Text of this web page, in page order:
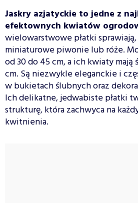
Jaskry azjatyckie to jedne z
efektownych kwiatów
wielowarstwowe płatki
miniaturowe piwonie lub róże.
od 30 do 45 cm, a ich kwiaty mają
cm. Są niezwykle eleganckie i
w bukietach ślubnych oraz
Ich delikatne, jedwabiste płatki
strukturę, która zachwyca na
kwitnienia.